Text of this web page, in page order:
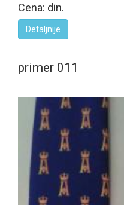
Cena: din.
Detaljnije
primer 011